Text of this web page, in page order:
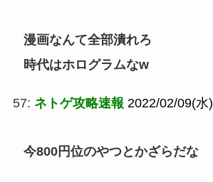
漫画なんて全部潰れろ
時代はホログラムなw
57: ネトゲ攻略速報 2022/02/09(
今800円位のやつとかざらだな